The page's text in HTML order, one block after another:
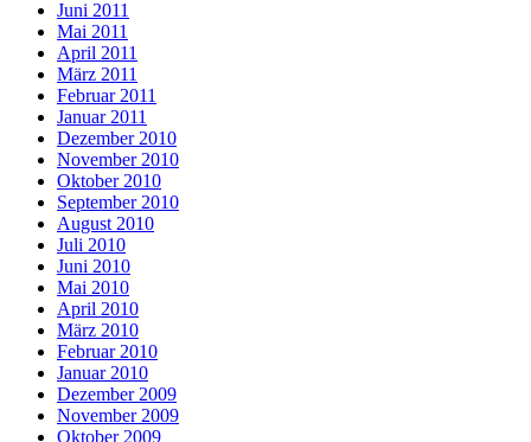
Juni 2011
Mai 2011
April 2011
März 2011
Februar 2011
Januar 2011
Dezember 2010
November 2010
Oktober 2010
September 2010
August 2010
Juli 2010
Juni 2010
Mai 2010
April 2010
März 2010
Februar 2010
Januar 2010
Dezember 2009
November 2009
Oktober 2009